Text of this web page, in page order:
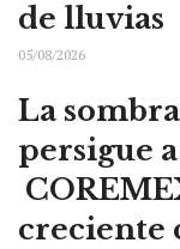
de lluvias
05/08/2026
La
persigue
creciente